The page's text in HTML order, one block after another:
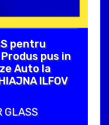
pentru
Produs pus in
Auto la
ILFOV
GLASS